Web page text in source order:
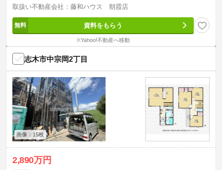
取扱い不動産会社：藤和ハウス 朝霞店
資料をもらう
※Yahoo!不動産へ移動
志木市中宗岡2丁目
画像：15枚
2,890万円